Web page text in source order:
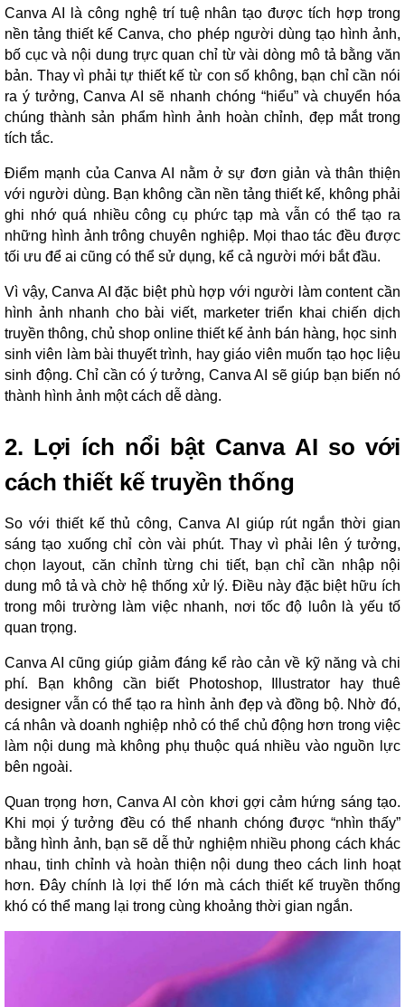
Canva AI là công nghệ trí tuệ nhân tạo được tích hợp trong
nền tảng thiết kế Canva, cho phép người dùng tạo hình ảnh,
bố cục và nội dung trực quan chỉ từ vài dòng mô tả bằng văn
bản. Thay vì phải tự thiết kế từ con số không, bạn chỉ cần nói
ra ý tưởng, Canva AI sẽ nhanh chóng “hiểu” và chuyển hóa
chúng thành sản phẩm hình ảnh hoàn chỉnh, đẹp mắt trong
tích tắc.
Điểm mạnh của Canva AI nằm ở sự đơn giản và thân thiện
với người dùng. Bạn không cần nền tảng thiết kế, không phải
ghi nhớ quá nhiều công cụ phức tạp mà vẫn có thể tạo ra
những hình ảnh trông chuyên nghiệp. Mọi thao tác đều được
tối ưu để ai cũng có thể sử dụng, kể cả người mới bắt đầu.
Vì vậy, Canva AI đặc biệt phù hợp với người làm content cần
hình ảnh nhanh cho bài viết, marketer triển khai chiến dịch
truyền thông, chủ shop online thiết kế ảnh bán hàng, học sinh
sinh viên làm bài thuyết trình, hay giáo viên muốn tạo học liệu
sinh động. Chỉ cần có ý tưởng, Canva AI sẽ giúp bạn biến nó
thành hình ảnh một cách dễ dàng.
2. Lợi ích nổi bật Canva AI so với
cách thiết kế truyền thống
So với thiết kế thủ công, Canva AI giúp rút ngắn thời gian
sáng tạo xuống chỉ còn vài phút. Thay vì phải lên ý tưởng,
chọn layout, căn chỉnh từng chi tiết, bạn chỉ cần nhập nội
dung mô tả và chờ hệ thống xử lý. Điều này đặc biệt hữu ích
trong môi trường làm việc nhanh, nơi tốc độ luôn là yếu tố
quan trọng.
Canva AI cũng giúp giảm đáng kể rào cản về kỹ năng và chi
phí. Bạn không cần biết Photoshop, Illustrator hay thuê
designer vẫn có thể tạo ra hình ảnh đẹp và đồng bộ. Nhờ đó,
cá nhân và doanh nghiệp nhỏ có thể chủ động hơn trong việc
làm nội dung mà không phụ thuộc quá nhiều vào nguồn lực
bên ngoài.
Quan trọng hơn, Canva AI còn khơi gợi cảm hứng sáng tạo.
Khi mọi ý tưởng đều có thể nhanh chóng được “nhìn thấy”
bằng hình ảnh, bạn sẽ dễ thử nghiệm nhiều phong cách khác
nhau, tinh chỉnh và hoàn thiện nội dung theo cách linh hoạt
hơn. Đây chính là lợi thế lớn mà cách thiết kế truyền thống
khó có thể mang lại trong cùng khoảng thời gian ngắn.